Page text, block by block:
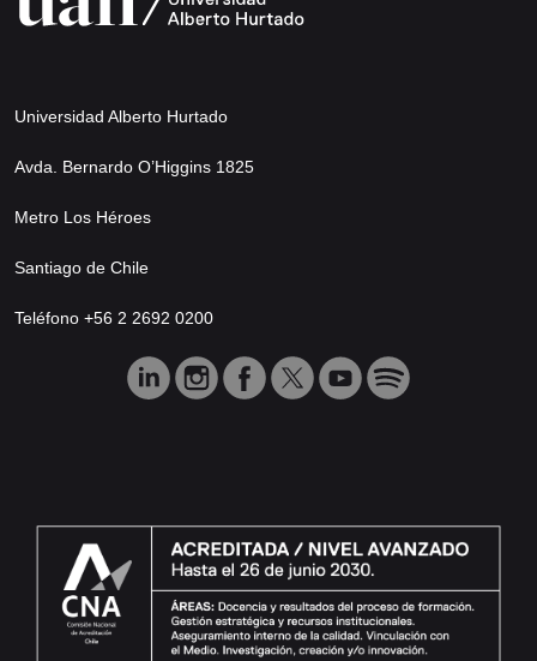
Universidad Alberto Hurtado
Avda. Bernardo O’Higgins 1825
Metro Los Héroes
Santiago de Chile
Teléfono +56 2 2692 0200